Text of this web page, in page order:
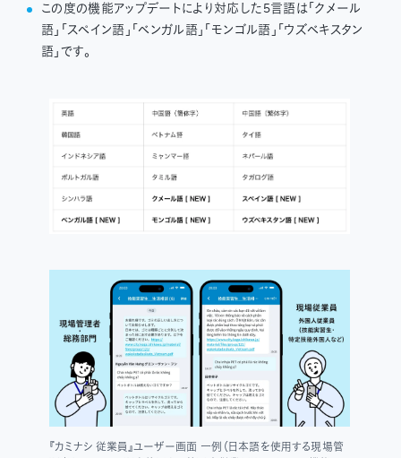
この度の機能アップデートにより対応した5言語は「クメール
語」「スペイン語」「ベンガル語」「モンゴル語」「ウズベキスタン
語」です。
『カミナシ 従業員』ユーザー画面 一例（日本語を使用する現場管